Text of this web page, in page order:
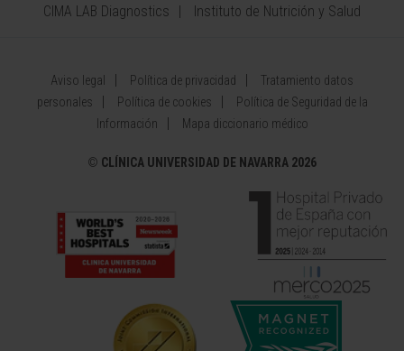
CIMA LAB Diagnostics
Instituto de Nutrición y Salud
Aviso legal Política de privacidad
Tratamiento datos
personales
Política de cookies
Política de Seguridad de la
Información
Mapa diccionario médico
© CLÍNICA UNIVERSIDAD DE NAVARRA 2026